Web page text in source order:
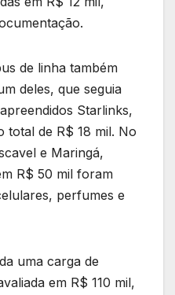
de linha também
deles, que seguia
Starlinks,
total de R$ 18 mil. No
e Maringá,
R$ 50 mil foram
perfumes e
uma carga de
em R$ 110 mil,